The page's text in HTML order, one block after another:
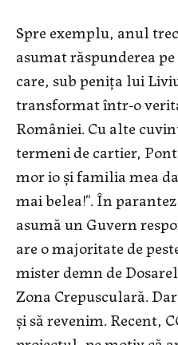
Spre exemplu, anul
asumat răspunderea
care, sub penița lui
transformat într-o
României. Cu alte
termeni de cartier,
mor io și familia mea
mai belea!”. În
asumă un Guvern
are o majoritate de
mister demn de
Zona Crepusculară.
și să revenim. Recent,